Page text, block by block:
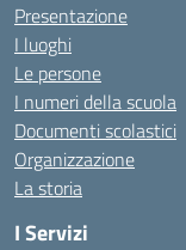
Presentazione
I luoghi
Le persone
I numeri della scuola
Documenti scolastici
Organizzazione
La storia
I Servizi